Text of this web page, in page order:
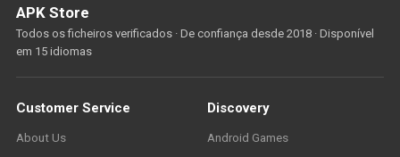
APK Store
Todos os ficheiros verificados · De confiança desde 2018 · Disponível
em 15 idiomas
Customer Service
About Us
Discovery
Android Games